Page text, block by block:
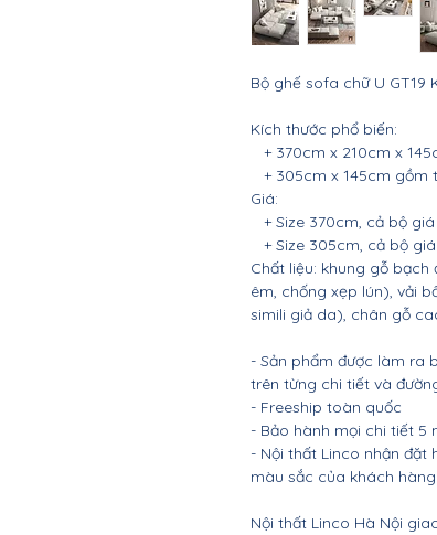
Bộ ghế sofa chữ U GT19
Kích thước phổ biến:
+ 370cm x 210cm x
+ 305cm x 145cm gồm
Giá:
+ Size 370cm, cả bộ giá
+ Size 305cm, cả bộ
Chất liệu: khung gỗ
êm, chống xẹp lún), vải
simili giả da), chân gỗ
- Sản phẩm được làm ra
trên từng chi tiết và
- Freeship toàn quốc
- Bảo hành mọi chi tiết 5
- Nội thất Linco nhận đặt
màu sắc của khách hàng
Nội thất Linco Hà Nội